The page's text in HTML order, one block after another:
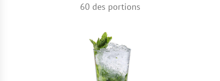
60 des portions